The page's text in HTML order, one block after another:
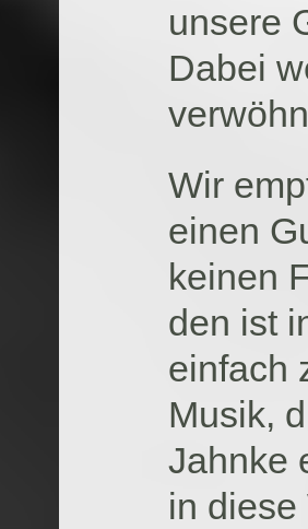
unsere
Dabei
Wir
einen
keinen
den ist
einfach
Musik,
Jahnke
in